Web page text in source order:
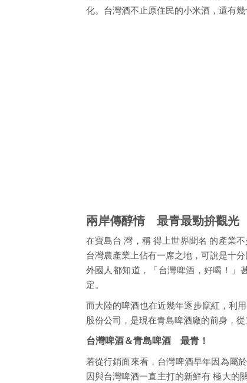
化。台灣酒不止原住民的小米酒，還有
兩岸傳醇情 最青最勁拚觀光
在寶島台 灣，稱 得上世界聞名 的產業
台灣農產業上佔有一席之地，可說是十
外國人都知道，「台灣啤酒，好喝！」
定。
而大陸的啤酒也在近幾年逐步竄紅，利
股份公司，是現在青島啤酒廠的前身，
台灣啤酒＆青島啤酒 最青！
若從行銷面來看，台灣啤酒早年因為屬
因與台灣啤酒一直主打的新鮮有 極大的